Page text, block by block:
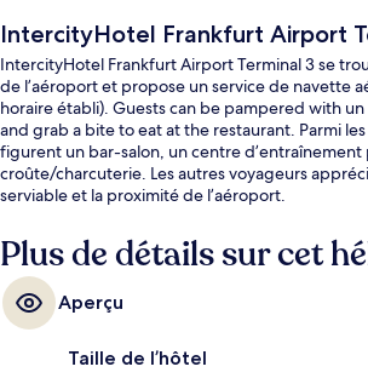
IntercityHotel Frankfurt Airport
IntercityHotel Frankfurt Airport Terminal 3 se
de l’aéroport et propose un service de navette
horaire établi). Guests can be pampered with un
and grab a bite to eat at the restaurant. Parmi
figurent un bar-salon, un centre d’entraînement
croûte/charcuterie. Les autres voyageurs
serviable et la proximité de l’aéroport.
Plus de détails sur cet
Aperçu
Taille de l’hôtel